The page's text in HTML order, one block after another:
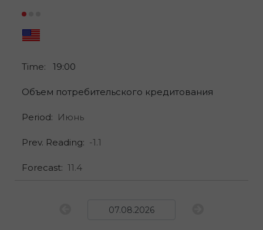
Time: 19:00
Объем потребительского кредитования
Period: Июнь
Prev. Reading: -1.1
Forecast: 11.4